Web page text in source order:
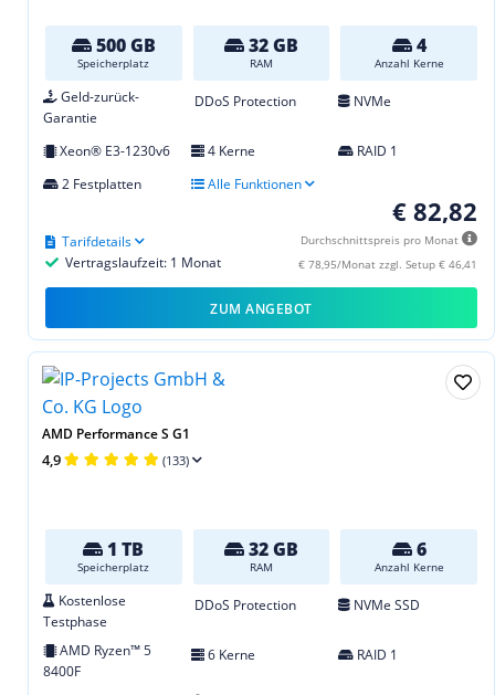
500 GB
Speicherplatz
32 GB
RAM
4
Anzahl Kerne
Geld-zurück-
Garantie
DDoS Protection NVMe
Xeon® E3-1230v6 4 Kerne
RAID 1
2 Festplatten
Alle Funktionen
€ 82,82
Durchschnittspreis pro Monat
€ 78,95/Monat zzgl. Setup € 46,41
Vertragslaufzeit: 1 Monat
Tarifdetails
ZUM ANGEBOT
AMD Performance S G1
4,9 (133)
1 TB
Speicherplatz
32 GB
RAM
6
Anzahl Kerne
Kostenlose
Testphase
DDoS Protection NVMe SSD
AMD Ryzen™ 5
8400F
6 Kerne RAID 1